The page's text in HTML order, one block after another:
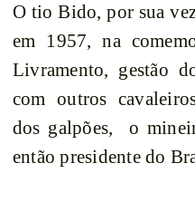
O tio Bido, por sua
em 1957, na
Livramento, gestão
com outros
dos galpões,
o
então presidente do